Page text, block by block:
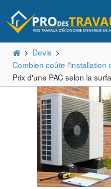
Devis
Combien coûte l'installation
Prix d'une PAC selon la